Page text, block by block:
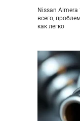
Nissan Almera
всего,
как легко